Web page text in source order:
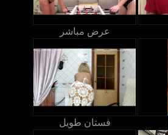
عرض مباشر
فستان طويل